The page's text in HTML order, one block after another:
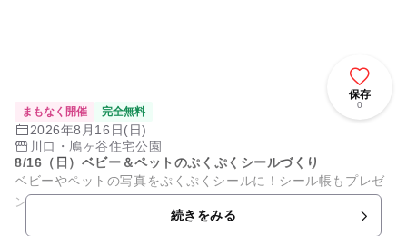
保存
0
まもなく開催 完全無料
2026年8月16日(日)
川口・鳩ヶ谷住宅公園
8/16（日）ベビー＆ペットのぷくぷくシールづくり
ベビーやペットの写真をぷくぷくシールに！シール帳もプレゼ
ント♪ ＊参加無料
続きをみる